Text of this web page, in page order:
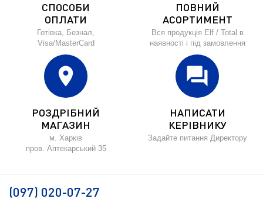
СПОСОБИ
ОПЛАТИ
Готівка, Безнал,
Visa/MasterCard
ПОВНИЙ
АСОРТИМЕНТ
Вся продукція Elf / Total в
наявності і під замовлення
location_on
РОЗДРІБНИЙ
МАГАЗИН
м. Харків
пров. Аптекарський 35
forum
НАПИСАТИ
КЕРІВНИКУ
Задайте питання Директору
(097) 020-07-27